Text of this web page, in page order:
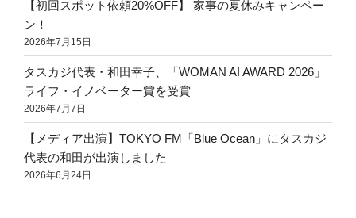
【初回スポット依頼20%OFF】 家事の夏休みキャンペー
ン！
2026年7月15日
タスカジ代表・和田幸子、「WOMAN AI AWARD 2026」
ライフ・イノベーター賞を受賞
2026年7月7日
【メディア出演】TOKYO FM「Blue Ocean」にタスカジ
代表の和田が出演しました
2026年6月24日